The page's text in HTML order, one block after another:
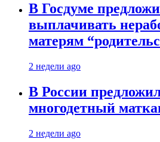
В Госдуме
выплачивать
матерям
2 недели ago
В России
многодетный
2 недели ago